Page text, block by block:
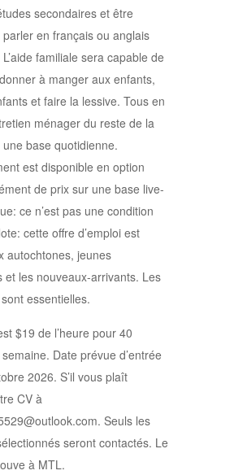
secondaires et être
en français ou anglais
familiale sera capable de
à manger aux enfants,
et faire la lessive. Tous en
ménager du reste de la
base quotidienne.
est disponible en option
de prix sur une base live-
ce n’est pas une condition
cette offre d’emploi est
autochtones, jeunes
et les nouveaux-arrivants. Les
essentielles.
$19 de l’heure pour 40
Date prévue d’entrée
2026. S’il vous plaît
CV à
Seuls les
seront contactés. Le
à MTL.